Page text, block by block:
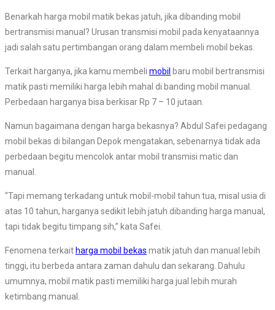
Benarkah harga mobil matik bekas jatuh, jika dibanding mobil
bertransmisi manual? Urusan transmisi mobil pada kenyataannya
jadi salah satu pertimbangan orang dalam membeli mobil bekas.
Terkait harganya, jika kamu membeli mobil baru mobil bertransmisi
matik pasti memiliki harga lebih mahal di banding mobil manual.
Perbedaan harganya bisa berkisar Rp 7 – 10 jutaan.
Namun bagaimana dengan harga bekasnya? Abdul Safei pedagang
mobil bekas di bilangan Depok mengatakan, sebenarnya tidak ada
perbedaan begitu mencolok antar mobil transmisi matic dan
manual.
“Tapi memang terkadang untuk mobil-mobil tahun tua, misal usia di
atas 10 tahun, harganya sedikit lebih jatuh dibanding harga manual,
tapi tidak begitu timpang sih,” kata Safei.
Fenomena terkait harga mobil bekas matik jatuh dan manual lebih
tinggi, itu berbeda antara zaman dahulu dan sekarang. Dahulu
umumnya, mobil matik pasti memiliki harga jual lebih murah
ketimbang manual.